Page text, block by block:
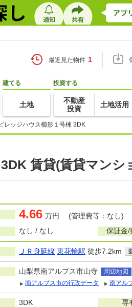
最近見た物件 1
建てる
土地
投資する
不動産
投資
土地活用
レッジハウス櫛形１号棟 3DK
賃貸(賃貸マンシ
4.66 万円 (管理費等：なし)
なし / なし 保証金/
ＪＲ身延線 東花輪駅 徒歩7.2km
山梨県南アルプス市山寺
周辺地図
南アルプス市の行政データ
南アル
3DK 専